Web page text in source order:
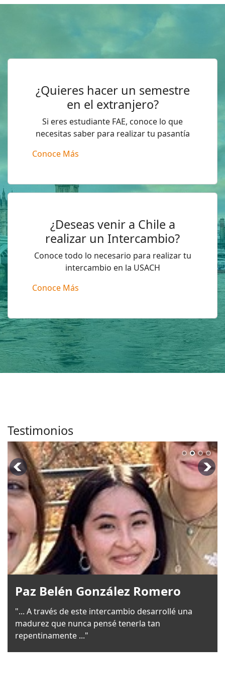
¿Quieres hacer un semestre
en el extranjero?
Si eres estudiante FAE, conoce lo que
necesitas saber para realizar tu pasantía
Conoce Más
¿Deseas venir a Chile a
realizar un Intercambio?
Conoce todo lo necesario para realizar tu
intercambio en la USACH
Conoce Más
Testimonios
Paz Belén González Romero
"... A través de este intercambio desarrollé una
madurez que nunca pensé tenerla tan
repentinamente ..."